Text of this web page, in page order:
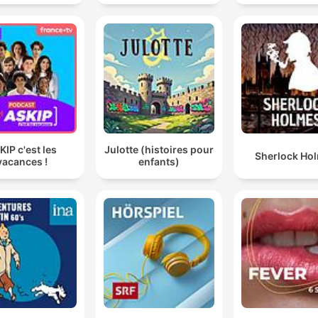
histoire
c'est les
!
Julotte (histoires pour
enfants)
Sherlock